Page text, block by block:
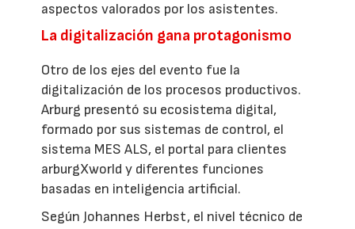
aspectos valorados por los asistentes.
La digitalización gana protagonismo
Otro de los ejes del evento fue la
digitalización de los procesos productivos.
Arburg presentó su ecosistema digital,
formado por sus sistemas de control, el
sistema MES ALS, el portal para clientes
arburgXworld y diferentes funciones
basadas en inteligencia artificial.
Según Johannes Herbst, el nivel técnico de